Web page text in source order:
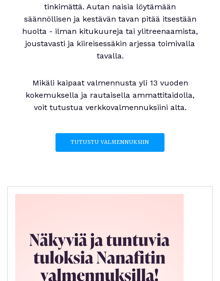
tinkimättä. Autan naisia löytämään
säännöllisen ja kestävän tavan pitää itsestään
huolta - ilman kitukuureja tai ylitreenaamista,
joustavasti ja kiireisessäkin arjessa toimivalla
tavalla.
Mikäli kaipaat valmennusta yli 13 vuoden
kokemuksella ja rautaisella ammattitaidolla,
voit tutustua verkkovalmennuksiini alta.
TUTUSTU VALMENNUKSIIN